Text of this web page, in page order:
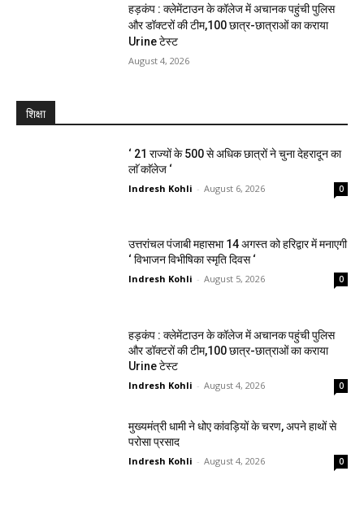
हड़कंप : क्लेमेंटाउन के कॉलेज में अचानक पहुंची पुलिस
और डॉक्टरों की टीम,100 छात्र-छात्राओं का कराया
Urine टेस्ट
August 4, 2026
शिक्षा
‘ 21 राज्यों के 500 से अधिक छात्रों ने चुना देहरादून का
लाॅ काॅलेज ‘
Indresh Kohli - August 6, 2026 0
उत्तरांचल पंजाबी महासभा 14 अगस्त को हरिद्वार में मनाएगी
‘ विभाजन विभीषिका स्मृति दिवस ‘
Indresh Kohli - August 5, 2026 0
हड़कंप : क्लेमेंटाउन के कॉलेज में अचानक पहुंची पुलिस
और डॉक्टरों की टीम,100 छात्र-छात्राओं का कराया
Urine टेस्ट
Indresh Kohli - August 4, 2026 0
मुख्यमंत्री धामी ने धोए कांवड़ियों के चरण, अपने हाथों से
परोसा प्रसाद
Indresh Kohli - August 4, 2026 0